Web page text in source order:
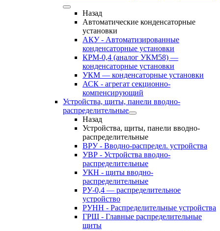
Назад
Автоматические конденсаторные
установки
АКУ - Автоматизированные
конденсаторные установки
КРМ-0,4 (аналог УКМ58) —
конденсаторные установки
УКМ — конденсаторные установки
АСК - агрегат секционно-
компенсирующий
Устройства, щиты, панели вводно-
распределительные
Назад
Устройства, щиты, панели вводно-
распределительные
ВРУ - Вводно-распредел. устройства
УВР - Устройства вводно-
распределительные
УКН - щиты вводно-
распределительные
РУ-0,4 — распределительное
устройство
РУНН - Распределительные устройства
ГРЩ - Главные распределительные
щиты